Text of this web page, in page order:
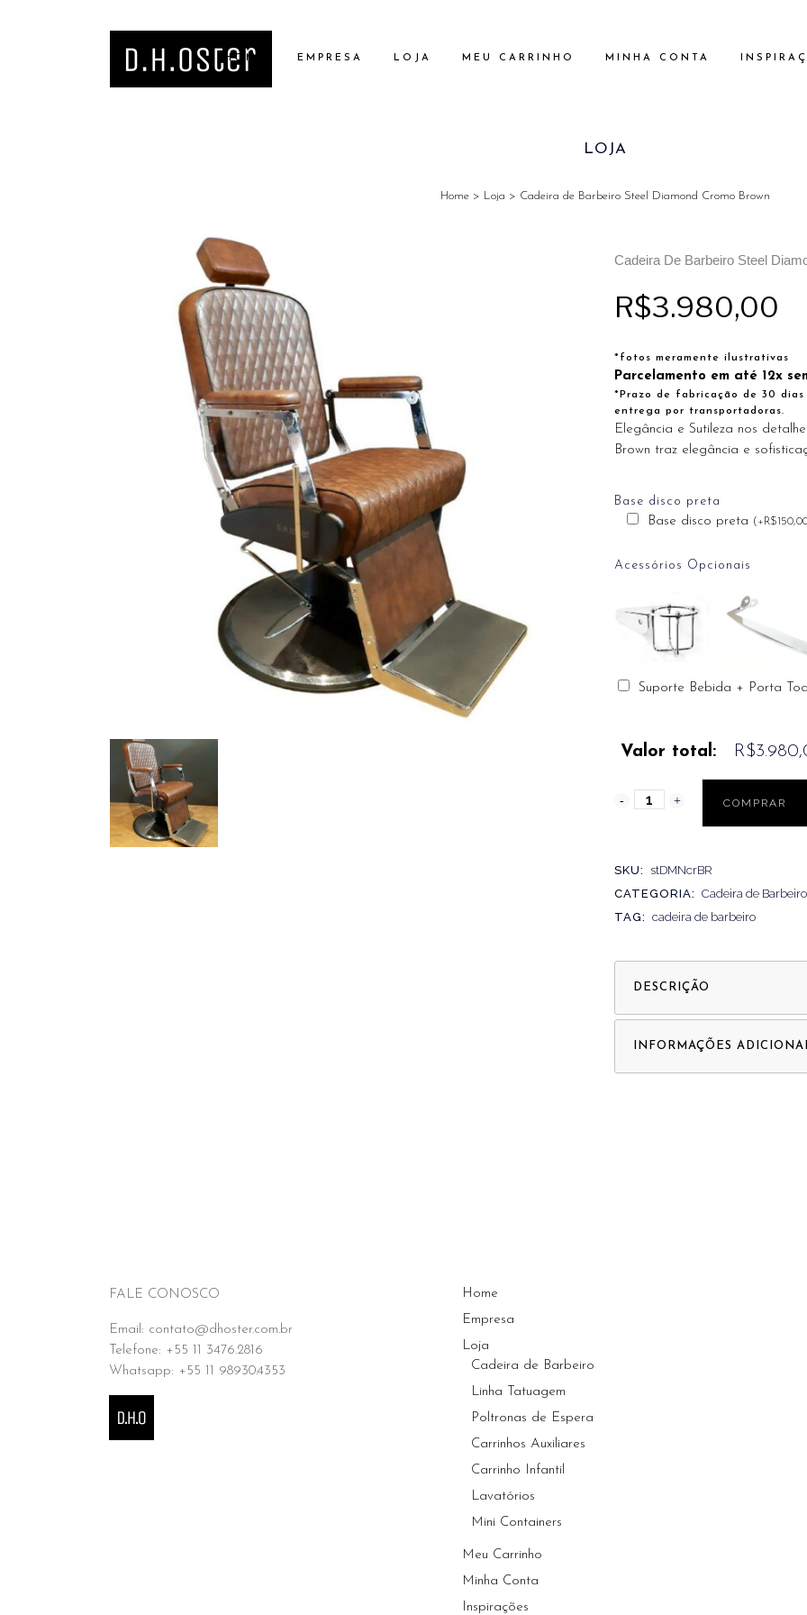
HOME EMPRESA LOJA MEU CARRINHO MINHA CONTA
LOJA
Home > Loja > Cadeira de Barbeiro Steel Diamond Cromo Brown
Cadeira De Barbeiro Steel
R$3.980,00
*fotos meramente ilustrativas
Parcelamento em até 12x
*Prazo de fabricação de 30
entrega por transportadoras.
Elegância e Sutileza nos
Brown traz elegância e
Base disco preta
Base disco preta ( +R$
Acessórios Opcionais
Suporte Bebida + Porta
Valor total:
COMPRAR
SKU:
stDMNcrBR
CATEGORIA: Cadeira de Barbeiro
TAG: cadeira de barbeiro
DESCRIÇÃO
INFORMAÇÕES
FALE CONOSCO
Email: contato@dhoster.com.br
Telefone: +55 11 3476.2816
Whatsapp: +55 11 98930.4353
Home
Empresa
Loja
Cadeira de Barbeiro
Linha Tatuagem
Poltronas de Espera
Carrinhos Auxiliares
Carrinho Infantil
Lavatórios
Mini Containers
Meu Carrinho
Minha Conta
Inspirações